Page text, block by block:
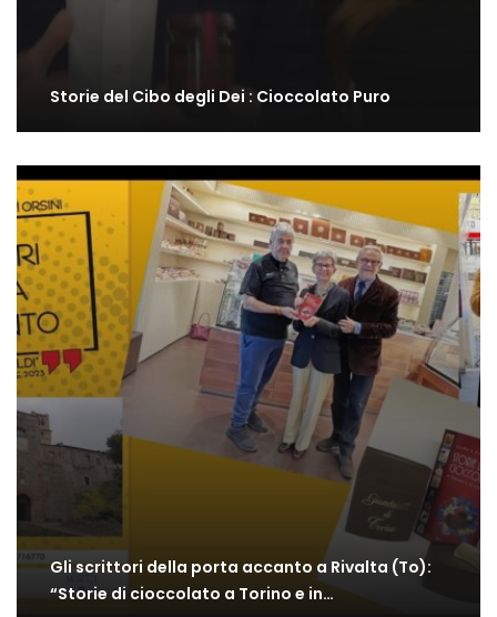
Storie del Cibo degli Dei : Cioccolato Puro
Gli scrittori della porta accanto a Rivalta (To):
“Storie di cioccolato a Torino e in…